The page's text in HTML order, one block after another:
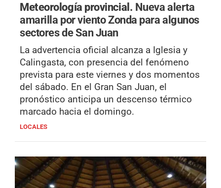
Meteorología provincial. Nueva alerta
amarilla por viento Zonda para algunos
sectores de San Juan
La advertencia oficial alcanza a Iglesia y
Calingasta, con presencia del fenómeno
prevista para este viernes y dos momentos
del sábado. En el Gran San Juan, el
pronóstico anticipa un descenso térmico
marcado hacia el domingo.
LOCALES